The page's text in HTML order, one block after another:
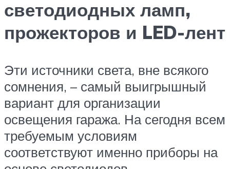
светодиодных ламп,
прожекторов и LED-лент
Эти источники света, вне всякого
сомнения, – самый выигрышный
вариант для организации
освещения гаража. На сегодня всем
требуемым условиям
соответствуют именно приборы на